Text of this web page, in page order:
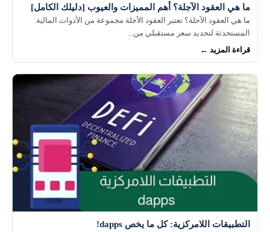
ما هي العقود الآجلة؟ أهم المميزات والعيوب [دليلك الكامل]
ما هي العقود الآجلة؟ تعتبر العقود الآجلة مجموعة من الأدوات المالية
المستحدثة لتحديد سعر مستقبلي من...
قراءة المزيد ←
التطبيقات اللامركزية: كل ما يخص dapps!